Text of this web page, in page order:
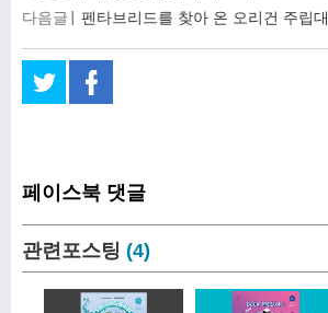
다음글
펜타브리드를 찾아 온 오리건 주립
페이스북 댓글
관련포스팅 (4)